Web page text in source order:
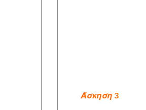
Άσκηση 3